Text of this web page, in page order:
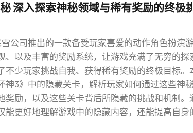
深入探索神秘领域与稀有奖励的终极
雪公司推出的一款备受玩家喜爱的动作角色扮演
、以及丰富的奖励系统，让游戏充满了无穷的探
不少玩家挑战自我、获得稀有奖励的终极目标。
神3》中的隐藏关卡，解析玩家如何通过这些神
奖励，以及这些关卡背后所隐藏的挑战和机制。
能更好地理解游戏中的隐藏内容，还能提高自身